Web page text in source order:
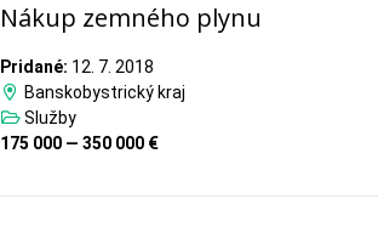
Nákup zemného plynu
Pridané: 12. 7. 2018
Banskobystrický kraj
Služby
175 000 — 350 000 €